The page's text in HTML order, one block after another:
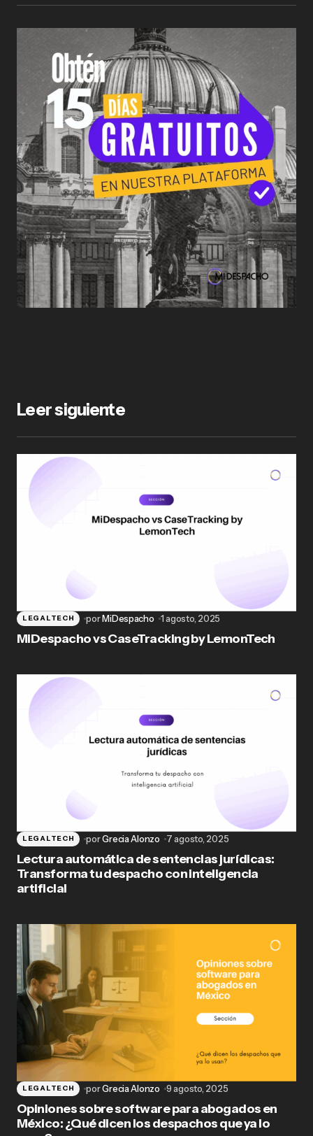
Leer siguiente
LEGALTECH porMiDespacho 1 agosto, 2025
MiDespacho vs CaseTracking by LemonTech
LEGALTECH porGrecia Alonzo 7 agosto, 2025
Lectura automática de sentencias jurídicas:
Transforma tu despacho con inteligencia
artificial
LEGALTECH porGrecia Alonzo 9 agosto, 2025
Opiniones sobre software para abogados en
México: ¿Qué dicen los despachos que ya lo